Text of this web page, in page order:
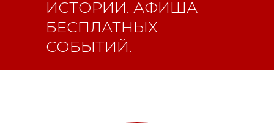
ИСТОРИИ. АФИША
БЕСПЛАТНЫХ
СОБЫТИЙ.